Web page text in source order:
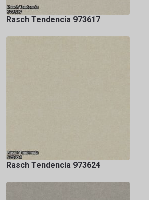
Rasch Tendencia 973617
Rasch Tendencia 973624